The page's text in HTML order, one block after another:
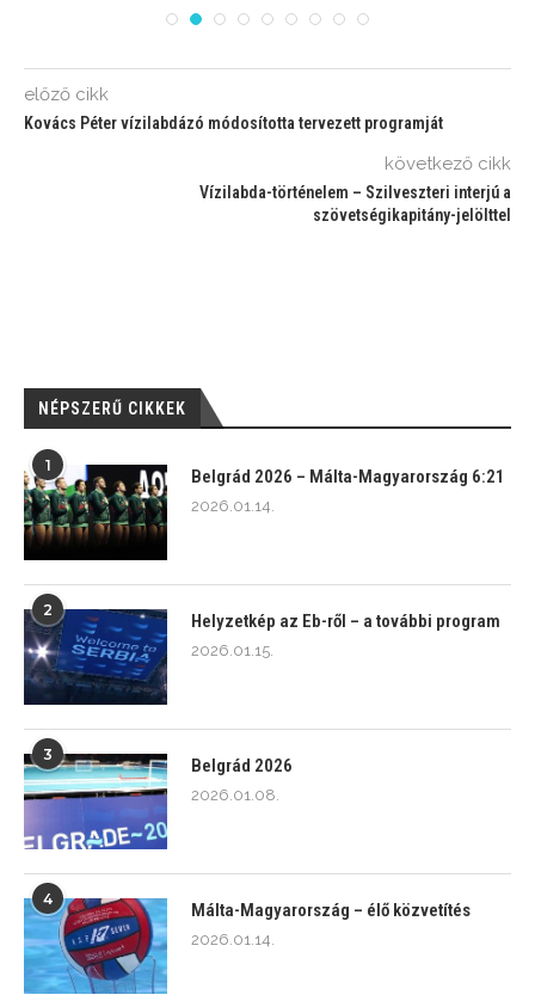
előző cikk
Kovács Péter vízilabdázó módosította tervezett programját
következő cikk
Vízilabda-történelem – Szilveszteri interjú a
szövetségikapitány-jelölttel
NÉPSZERŰ CIKKEK
1
Belgrád 2026 – Málta-Magyarország 6:21
2026.01.14.
2
Helyzetkép az Eb-ről – a további program
2026.01.15.
3
Belgrád 2026
2026.01.08.
4
Málta-Magyarország – élő közvetítés
2026.01.14.